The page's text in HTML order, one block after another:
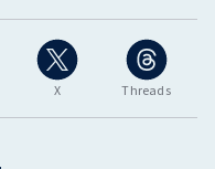
X Threads